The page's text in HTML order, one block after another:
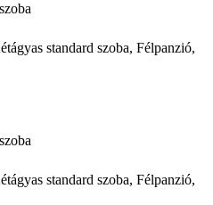
standard szoba, Félpanzió,
standard szoba, Félpanzió,